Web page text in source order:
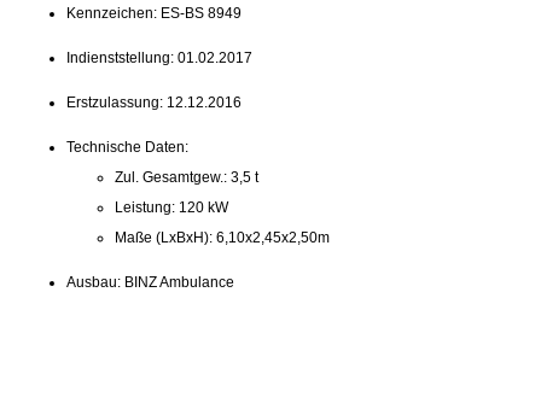
Kennzeichen: ES-BS 8949
Indienststellung: 01.02.2017
Erstzulassung: 12.12.2016
Technische Daten:
Zul. Gesamtgew.: 3,5 t
Leistung: 120 kW
Maße (LxBxH): 6,10x2,45x2,50m
Ausbau: BINZ Ambulance